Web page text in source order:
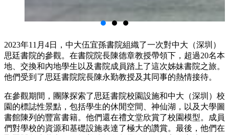
2023年11月4日，中大伍宜孫書院組織了一次對中大（深圳）
思廷書院的參觀。在書院院長陳德章教授帶領下，超過20名本
地、交換和內地學生以及書院成員踏上了這次姊妹書院之旅。
他們受到了思廷書院院長陳永勤教授及其同事的熱情接待。
在參觀期間，團隊探索了思廷書院校園設施和中大（深圳）校
園的標誌性景點，包括學生的休閒空間、神仙湖，以及大學圖
書館陳列的豐富書籍。他們還在禮文堂欣賞了校園模型。成員
們對學校的資源和基礎設施表達了極大的讚賞。最後，他們在